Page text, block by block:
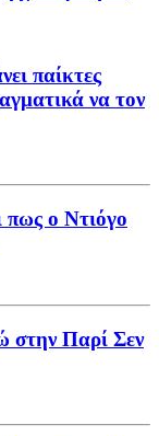
παίκτες
να τον
πως ο Ντιόγο
στην Παρί Σεν